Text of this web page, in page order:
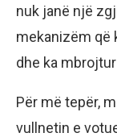
nuk janë një
mekanizëm që
dhe ka
Për më tepër,
vullnetin e